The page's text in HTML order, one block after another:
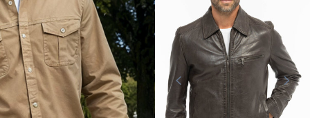
DAYTONA73
Blouson cuir classique homme
kaki Daytona
279,00 €
Veste courte homme marron Gipsy
299,00 €
En stock